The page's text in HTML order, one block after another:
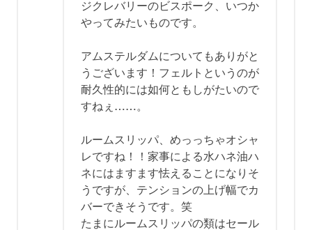
ジクレバリーのビスポーク、いつか
やってみたいものです。
アムステルダムについてもありがと
うございます！フェルトというのが
耐久性的には如何ともしがたいので
すねぇ……。
ルームスリッパ、めっっちゃオシャ
レですね！！家事による水ハネ油ハ
ネにはますます怯えることになりそ
うですが、テンションの上げ幅でカ
バーできそうです。笑
たまにルームスリッパの類はセール